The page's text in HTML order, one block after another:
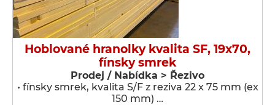
Hoblované hranolky kvalita SF, 19x70,
fínsky smrek
Prodej / Nabídka > Řezivo
• fínsky smrek, kvalita S/F z reziva 22 x 75 mm (ex
150 mm) …